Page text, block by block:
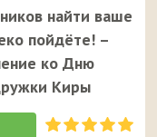
найти ваше
пойдёте! –
ко Дню
Киры